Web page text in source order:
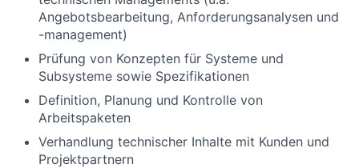
Angebotsbearbeitung, Anforderungsanalysen und
-management)
Prüfung von Konzepten für Systeme und
Subsysteme sowie Spezifikationen
Definition, Planung und Kontrolle von
Arbeitspaketen
Verhandlung technischer Inhalte mit Kunden und
Projektpartnern